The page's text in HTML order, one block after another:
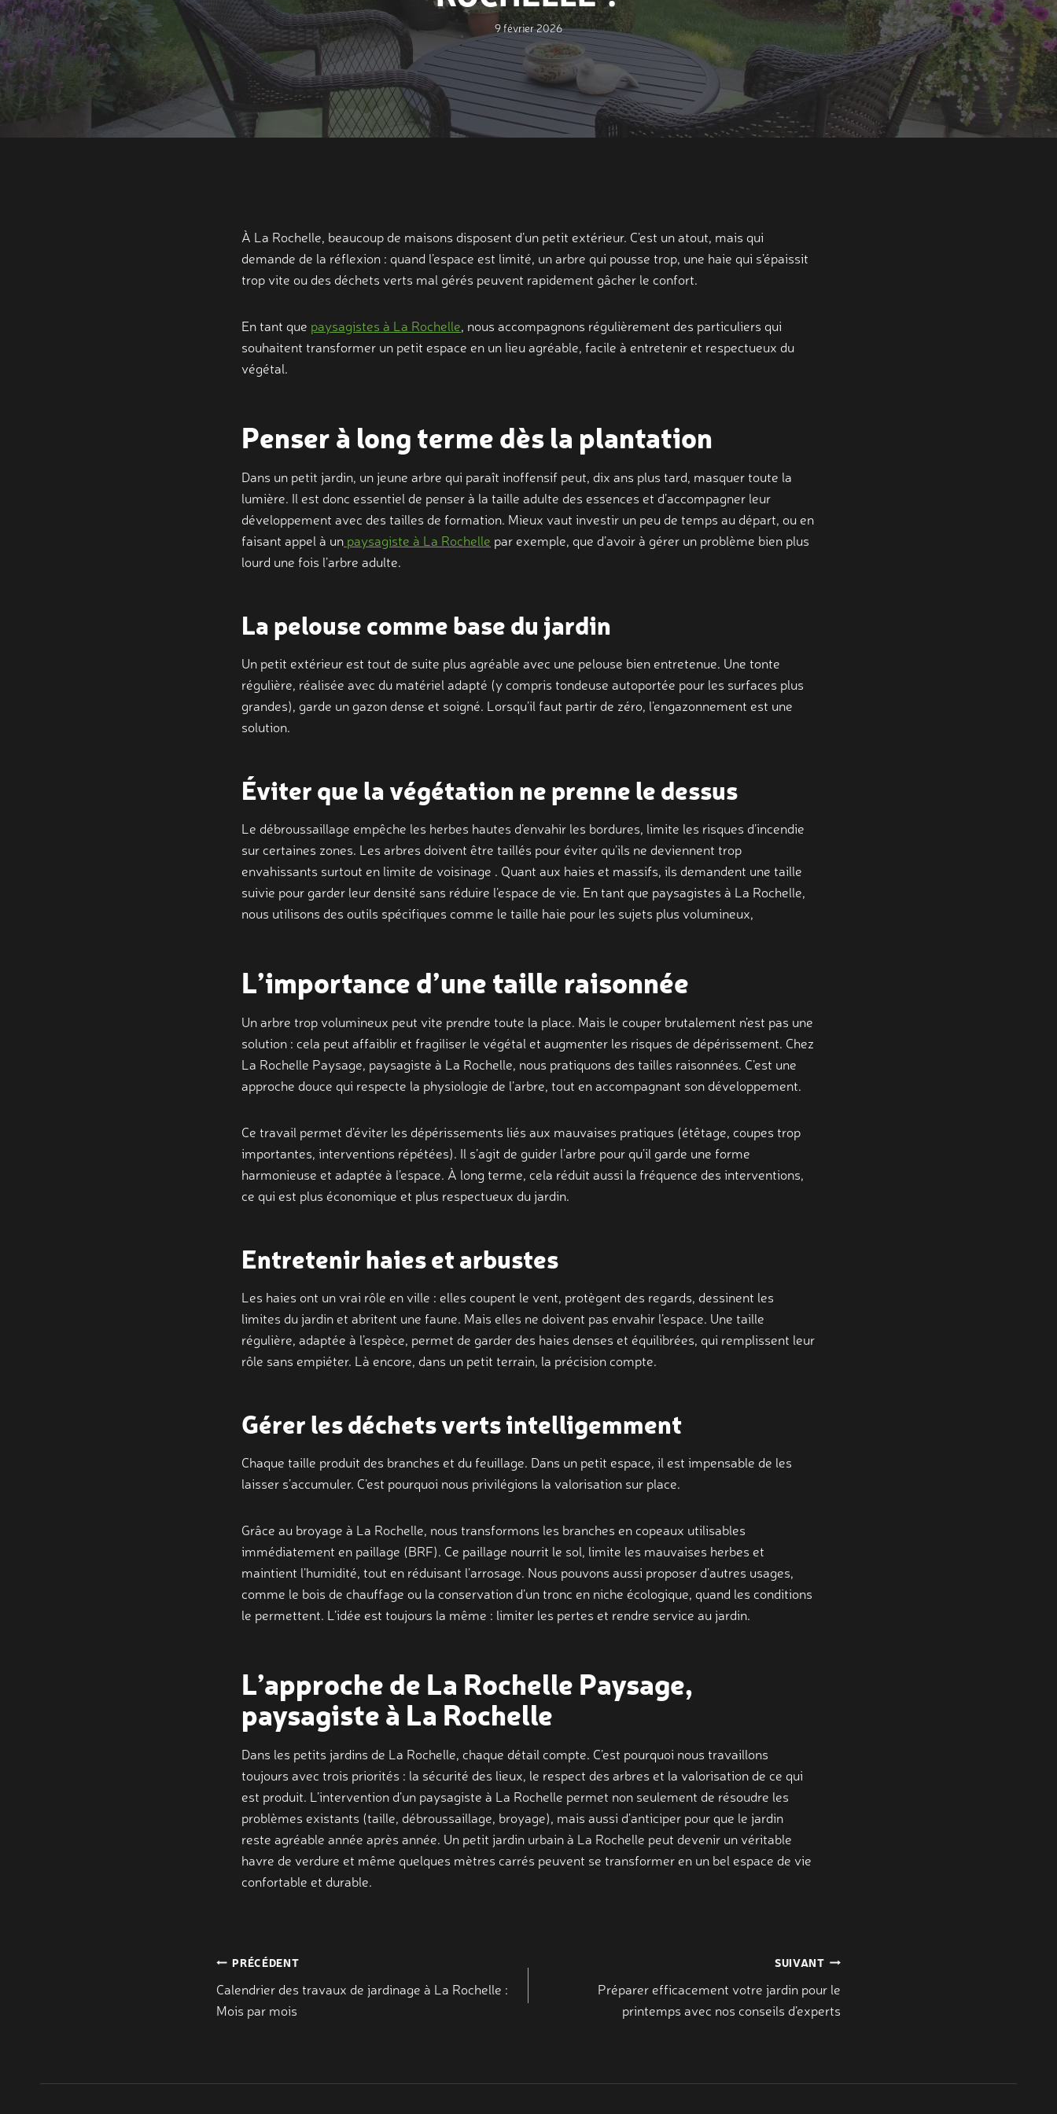
9 février 2026
À La Rochelle, beaucoup de maisons disposent d’un petit extérieur. C’est un atout, mais qui
demande de la réflexion : quand l’espace est limité, un arbre qui pousse trop, une haie qui s’épaissit
trop vite ou des déchets verts mal gérés peuvent rapidement gâcher le confort.
En tant que paysagistes à La Rochelle, nous accompagnons régulièrement des particuliers qui
souhaitent transformer un petit espace en un lieu agréable, facile à entretenir et respectueux du
végétal.
Penser à long terme dès la plantation
Dans un petit jardin, un jeune arbre qui paraît inoffensif peut, dix ans plus tard, masquer toute la
lumière. Il est donc essentiel de penser à la taille adulte des essences et d’accompagner leur
développement avec des tailles de formation. Mieux vaut investir un peu de temps au départ, ou en
faisant appel à un paysagiste à La Rochelle par exemple, que d’avoir à gérer un problème bien plus
lourd une fois l’arbre adulte.
La pelouse comme base du jardin
Un petit extérieur est tout de suite plus agréable avec une pelouse bien entretenue. Une tonte
régulière, réalisée avec du matériel adapté (y compris tondeuse autoportée pour les surfaces plus
grandes), garde un gazon dense et soigné. Lorsqu’il faut partir de zéro, l’engazonnement est une
solution.
Éviter que la végétation ne prenne le dessus
Le débroussaillage empêche les herbes hautes d’envahir les bordures, limite les risques d’incendie
sur certaines zones. Les arbres doivent être taillés pour éviter qu’ils ne deviennent trop
envahissants surtout en limite de voisinage . Quant aux haies et massifs, ils demandent une taille
suivie pour garder leur densité sans réduire l’espace de vie. En tant que paysagistes à La Rochelle,
nous utilisons des outils spécifiques comme le taille haie pour les sujets plus volumineux,
L’importance d’une taille raisonnée
Un arbre trop volumineux peut vite prendre toute la place. Mais le couper brutalement n’est pas une
solution : cela peut affaiblir et fragiliser le végétal et augmenter les risques de dépérissement. Chez
La Rochelle Paysage, paysagiste à La Rochelle, nous pratiquons des tailles raisonnées. C’est une
approche douce qui respecte la physiologie de l’arbre, tout en accompagnant son développement.
Ce travail permet d’éviter les dépérissements liés aux mauvaises pratiques (étêtage, coupes trop
importantes, interventions répétées). Il s’agit de guider l’arbre pour qu’il garde une forme
harmonieuse et adaptée à l’espace. À long terme, cela réduit aussi la fréquence des interventions,
ce qui est plus économique et plus respectueux du jardin.
Entretenir haies et arbustes
Les haies ont un vrai rôle en ville : elles coupent le vent, protègent des regards, dessinent les
limites du jardin et abritent une faune. Mais elles ne doivent pas envahir l’espace. Une taille
régulière, adaptée à l’espèce, permet de garder des haies denses et équilibrées, qui remplissent leur
rôle sans empiéter. Là encore, dans un petit terrain, la précision compte.
Gérer les déchets verts intelligemment
Chaque taille produit des branches et du feuillage. Dans un petit espace, il est impensable de les
laisser s’accumuler. C’est pourquoi nous privilégions la valorisation sur place.
Grâce au broyage à La Rochelle, nous transformons les branches en copeaux utilisables
immédiatement en paillage (BRF). Ce paillage nourrit le sol, limite les mauvaises herbes et
maintient l’humidité, tout en réduisant l’arrosage. Nous pouvons aussi proposer d’autres usages,
comme le bois de chauffage ou la conservation d’un tronc en niche écologique, quand les conditions
le permettent. L’idée est toujours la même : limiter les pertes et rendre service au jardin.
L’approche de La Rochelle Paysage,
paysagiste à La Rochelle
Dans les petits jardins de La Rochelle, chaque détail compte. C’est pourquoi nous travaillons
toujours avec trois priorités : la sécurité des lieux, le respect des arbres et la valorisation de ce qui
est produit. L’intervention d’un paysagiste à La Rochelle permet non seulement de résoudre les
problèmes existants (taille, débroussaillage, broyage), mais aussi d’anticiper pour que le jardin
reste agréable année après année. Un petit jardin urbain à La Rochelle peut devenir un véritable
havre de verdure et même quelques mètres carrés peuvent se transformer en un bel espace de vie
confortable et durable.
Navigation
de
l’article
PRÉCÉDENT
Calendrier des travaux de jardinage à La Rochelle :
Mois par mois
SUIVANT
Préparer efficacement votre jardin pour le
printemps avec nos conseils d’experts